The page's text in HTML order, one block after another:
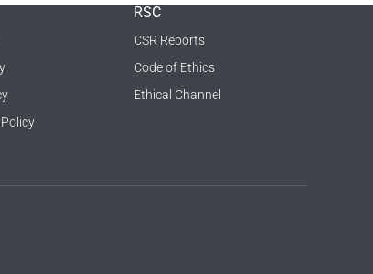
RSC
CSR Reports
Code of Ethics
Ethical Channel